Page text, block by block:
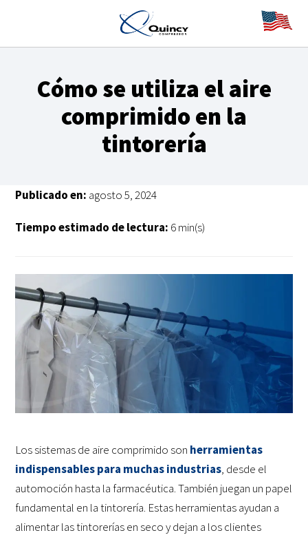
Cómo se utiliza el aire
comprimido en la
tintorería
Publicado en: agosto 5, 2024
Tiempo estimado de lectura: 6 min(s)
Los sistemas de aire comprimido son herramientas
indispensables para muchas industrias, desde el
automoción hasta la farmacéutica. También juegan un papel
fundamental en la tintorería. Estas herramientas ayudan a
alimentar las tintorerías en seco y dejan a los clientes